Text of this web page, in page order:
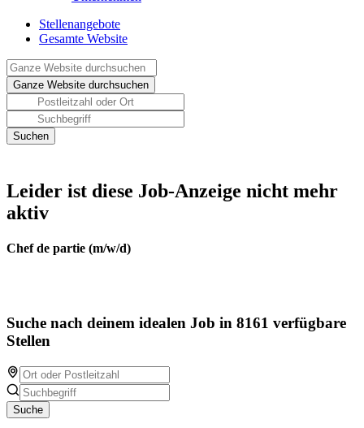
Stellenangebote
Gesamte Website
Leider ist diese Job-Anzeige nicht mehr
aktiv
Chef de partie (m/w/d)
Suche nach deinem idealen Job in 8161 verfügbare
Stellen
Suche